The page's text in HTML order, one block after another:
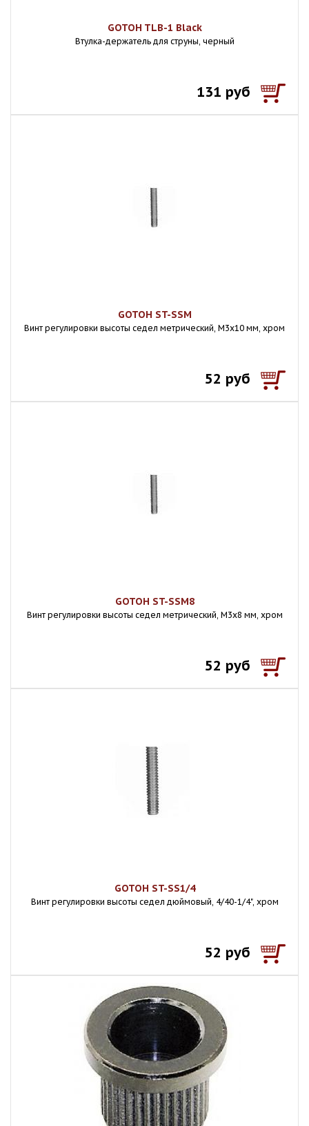
GOTOH TLB-1 Black
Втулка-держатель для струны, черный
131 руб
GOTOH ST-SSM
Винт регулировки высоты седел метрический, M3x10 мм, хром
52 руб
GOTOH ST-SSM8
Винт регулировки высоты седел метрический, M3x8 мм, хром
52 руб
GOTOH ST-SS1/4
Винт регулировки высоты седел дюймовый, 4/40-1/4", хром
52 руб